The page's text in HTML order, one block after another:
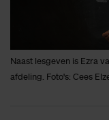
Naast lesgeven is Ezra
afdeling. Foto's: Cees